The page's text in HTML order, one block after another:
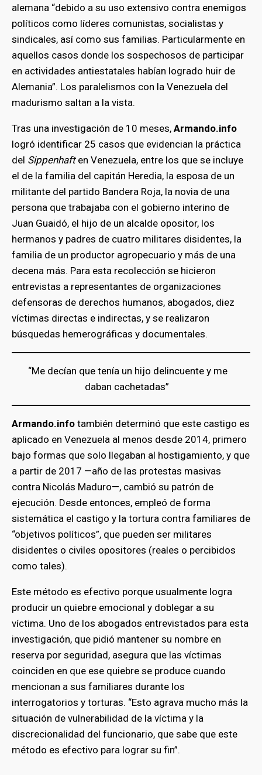
alemana “debido a su uso extensivo contra enemigos
políticos como líderes comunistas, socialistas y
sindicales, así como sus familias. Particularmente en
aquellos casos donde los sospechosos de participar
en actividades antiestatales habían logrado huir de
Alemania”. Los paralelismos con la Venezuela del
madurismo saltan a la vista.
Tras una investigación de 10 meses, Armando.info
logró identificar 25 casos que evidencian la práctica
del Sippenhaft en Venezuela, entre los que se incluye
el de la familia del capitán Heredia, la esposa de un
militante del partido Bandera Roja, la novia de una
persona que trabajaba con el gobierno interino de
Juan Guaidó, el hijo de un alcalde opositor, los
hermanos y padres de cuatro militares disidentes, la
familia de un productor agropecuario y más de una
decena más. Para esta recolección se hicieron
entrevistas a representantes de organizaciones
defensoras de derechos humanos, abogados, diez
víctimas directas e indirectas, y se realizaron
búsquedas hemerográficas y documentales.
“Me decían que tenía un hijo delincuente y me
daban cachetadas”
Armando.info también determinó que este castigo es
aplicado en Venezuela al menos desde 2014, primero
bajo formas que solo llegaban al hostigamiento, y que
a partir de 2017 —año de las protestas masivas
contra Nicolás Maduro—, cambió su patrón de
ejecución. Desde entonces, empleó de forma
sistemática el castigo y la tortura contra familiares de
“objetivos políticos”, que pueden ser militares
disidentes o civiles opositores (reales o percibidos
como tales).
Este método es efectivo porque usualmente logra
producir un quiebre emocional y doblegar a su
víctima. Uno de los abogados entrevistados para esta
investigación, que pidió mantener su nombre en
reserva por seguridad, asegura que las víctimas
coinciden en que ese quiebre se produce cuando
mencionan a sus familiares durante los
interrogatorios y torturas. “Esto agrava mucho más la
situación de vulnerabilidad de la víctima y la
discrecionalidad del funcionario, que sabe que este
método es efectivo para lograr su fin”.